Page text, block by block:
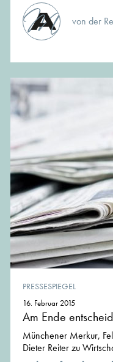
von der
PRESSESPIEGEL
16. Februar 2015
Am Ende
Münchener Merkur,
Dieter Reiter zu